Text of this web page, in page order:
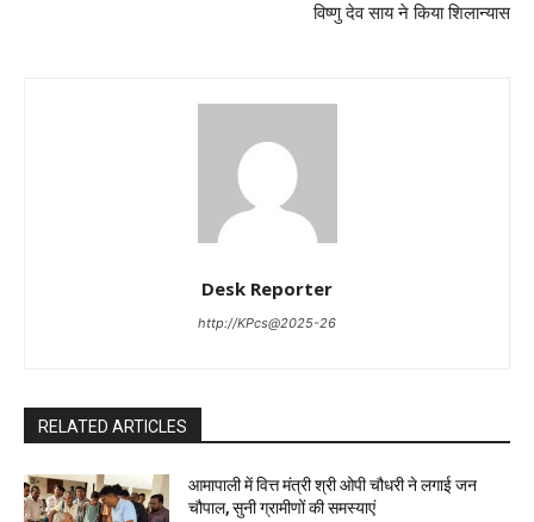
विष्णु देव साय ने किया शिलान्यास
Desk Reporter
http://KPcs@2025-26
RELATED ARTICLES
आमापाली में वित्त मंत्री श्री ओपी चौधरी ने लगाई जन
चौपाल, सुनी ग्रामीणों की समस्याएं